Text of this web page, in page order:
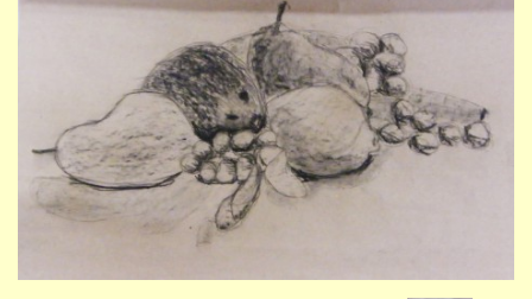
TALENTOVÉ ZKOUŠKY
STUDIJNÍ OBORY
GALERIE